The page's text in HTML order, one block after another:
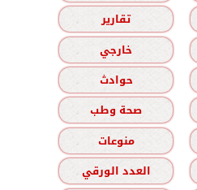
تقارير
خارجي
حوادث
صحة وطب
منوعات
العدد الورقي